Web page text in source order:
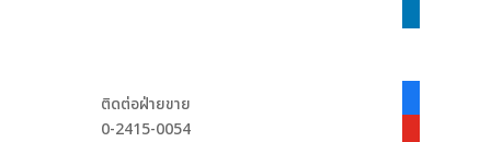
ติดต่อฝ่ายขาย
0-2415-0054